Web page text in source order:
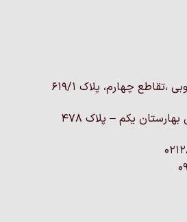
چهارم، پلاک 619/1
یکم – پلاک ۴۷۸